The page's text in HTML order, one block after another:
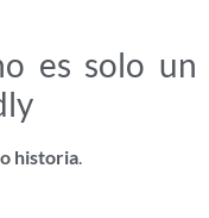
es solo un
historia.